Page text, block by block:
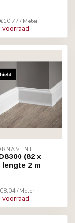
/ Meter
voorraad
(82 x
lengte 2 m
/ Meter
voorraad